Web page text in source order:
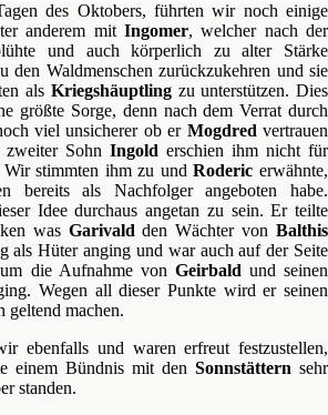
des Oktobers, führten wir noch einige
anderem mit Ingomer, welcher nach der
und auch körperlich zu alter Stärke
den Waldmenschen zurückzukehren und sie
als Kriegshäuptlingzu unterstützen. Dies
größte Sorge, denn nach dem Verrat durch
viel unsicherer ob er Mogdred vertrauen
Sohn Ingold erschien ihm nicht für
Wir stimmten ihm zu undRoderic erwähnte,
bereits als Nachfolger angeboten habe.
Idee durchaus angetan zu sein. Er teilte
was Garivald den Wächter von Balthis
als Hüter anging und war auch auf der Seite
die Aufnahme von Geirbald und seinen
Wegen all dieser Punkte wird er seinen
geltend machen.
ebenfalls und waren erfreut festzustellen,
einem Bündnis mit den Sonnstättern sehr
standen.